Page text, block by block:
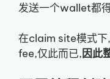
发送一个wallet都
在claim site模式下
fee,仅此而已,因此